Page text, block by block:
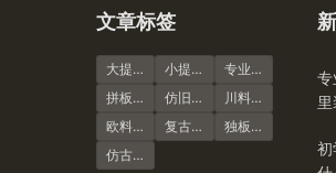
文章标签
大提琴 小提琴谱
专业演奏级
拼板虎纹
仿旧风格
川料小提琴
欧料小提琴
复古风格
独板虎纹
仿古大提琴
专
初